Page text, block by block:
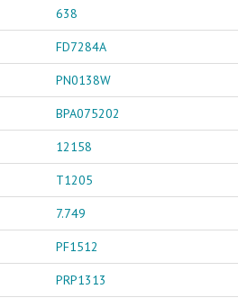
638
FD7284A
PN0138W
BPA075202
12158
T1205
7.749
PF1512
PRP1313